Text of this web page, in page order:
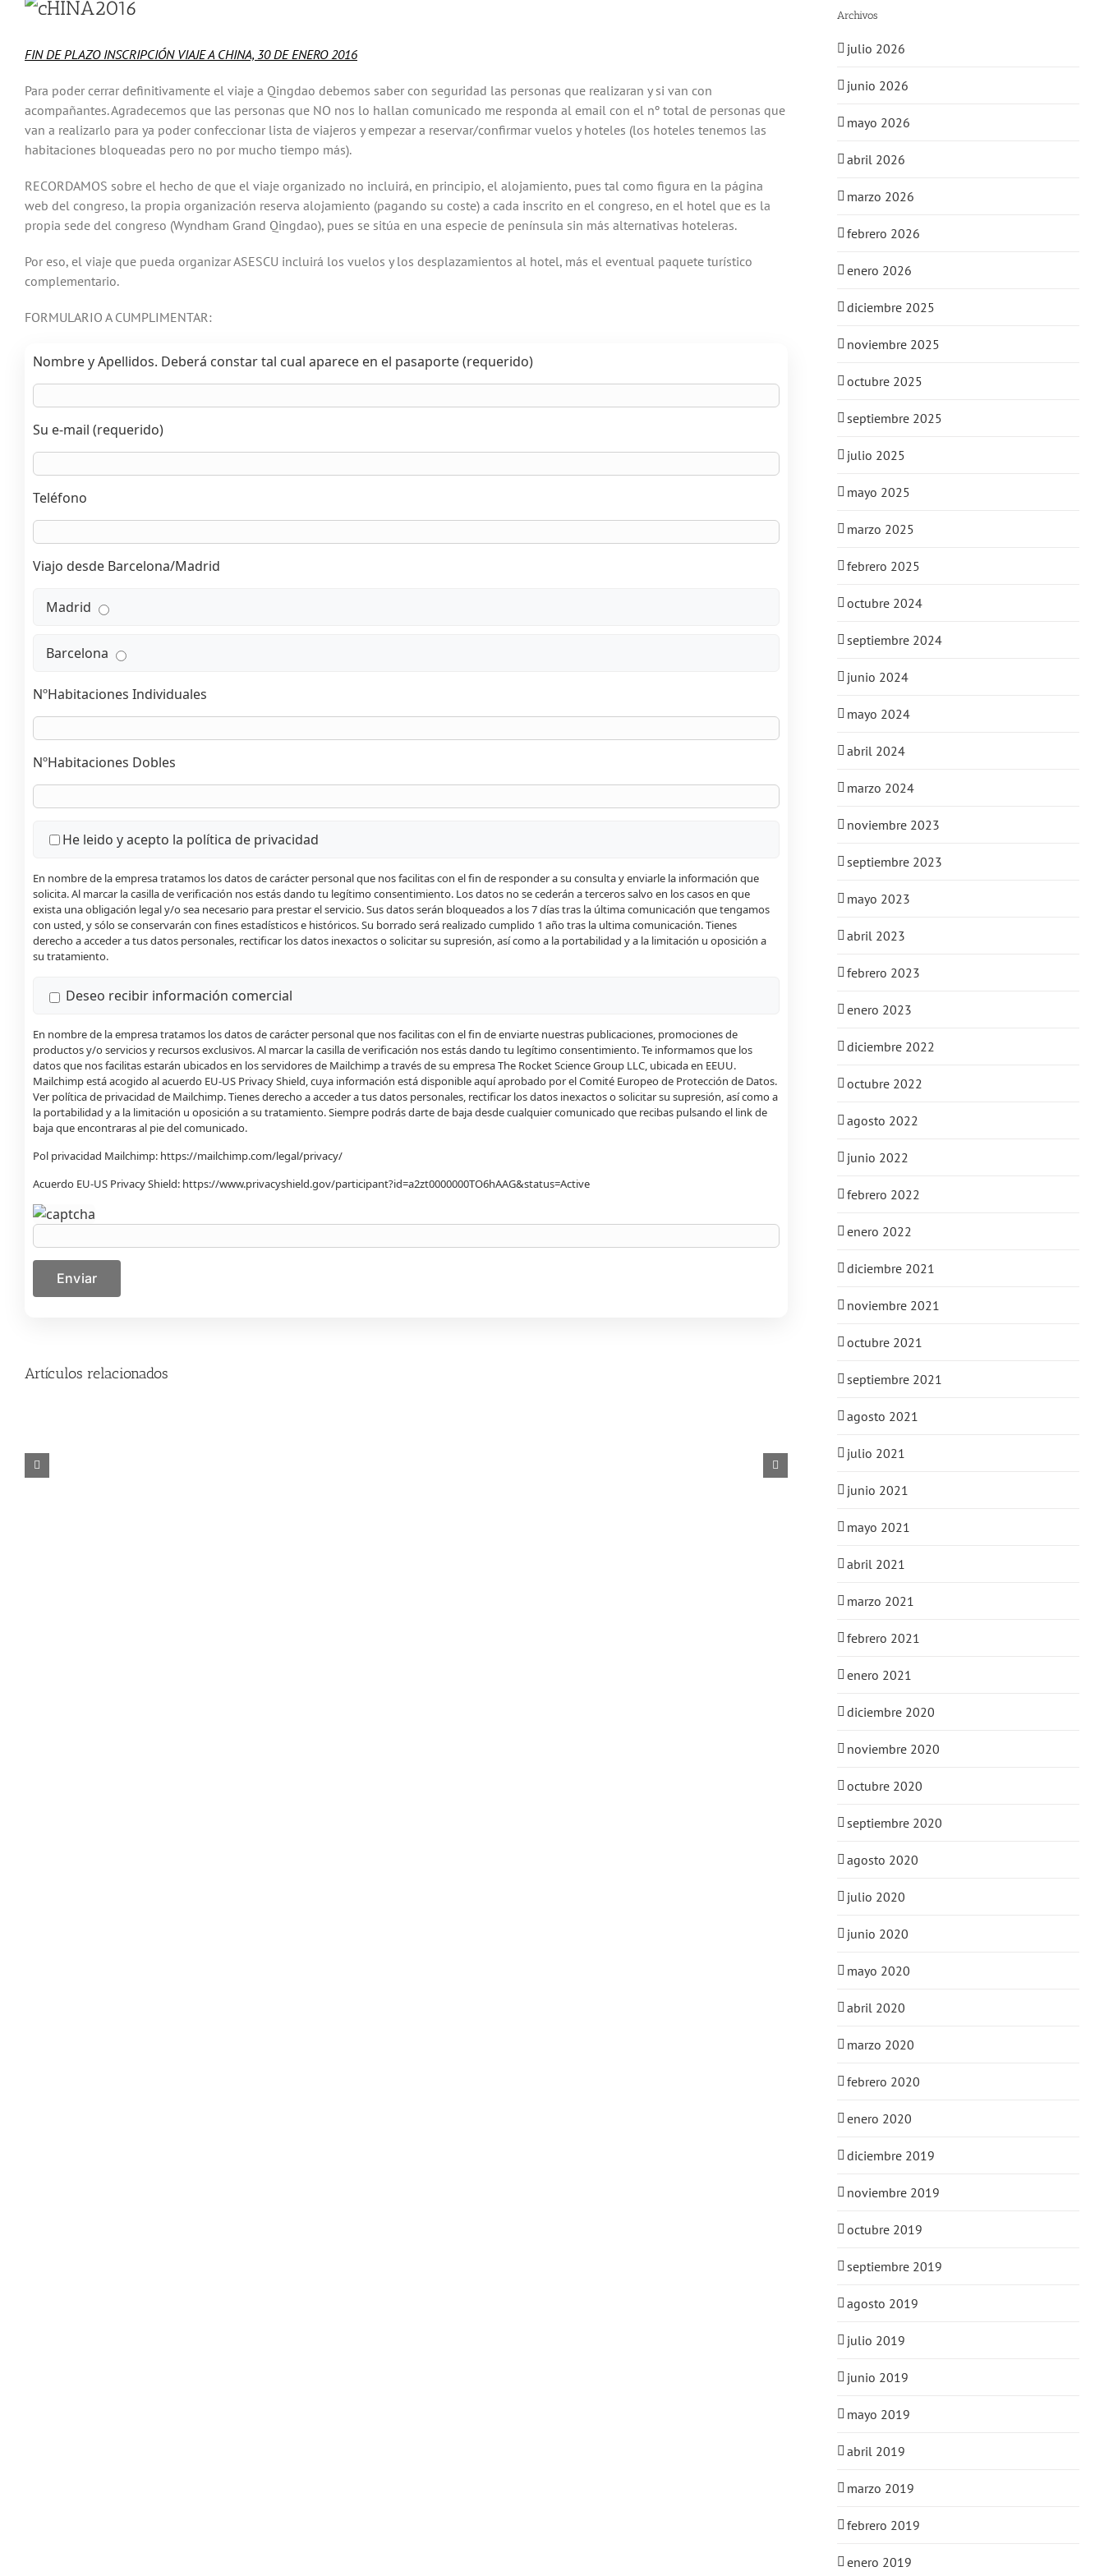
FIN DE PLAZO INSCRIPCIÓN VIAJE A CHINA, 30 DE ENERO 2016
Para poder cerrar definitivamente el viaje a Qingdao debemos saber con seguridad las personas que realizaran y si van con
acompañantes. Agradecemos que las personas que NO nos lo hallan comunicado me responda al email con el nº total de personas que
van a realizarlo para ya poder confeccionar lista de viajeros y empezar a reservar/confirmar vuelos y hoteles (los hoteles tenemos las
habitaciones bloqueadas pero no por mucho tiempo más).
RECORDAMOS sobre el hecho de que el viaje organizado no incluirá, en principio, el alojamiento, pues tal como figura en la página
web del congreso, la propia organización reserva alojamiento (pagando su coste) a cada inscrito en el congreso, en el hotel que es la
propia sede del congreso (Wyndham Grand Qingdao), pues se sitúa en una especie de península sin más alternativas hoteleras.
Por eso, el viaje que pueda organizar ASESCU incluirá los vuelos y los desplazamientos al hotel, más el eventual paquete turístico
complementario.
FORMULARIO A CUMPLIMENTAR:
Nombre y Apellidos. Deberá constar tal cual aparece en el pasaporte (requerido)
Su e-mail (requerido)
Teléfono
Viajo desde Barcelona/Madrid
Madrid
Barcelona
NºHabitaciones Individuales
NºHabitaciones Dobles
He leido y acepto la política de privacidad
En nombre de la empresa tratamos los datos de carácter personal que nos facilitas con el fin de responder a su consulta y enviarle la información que
solicita. Al marcar la casilla de verificación nos estás dando tu legítimo consentimiento. Los datos no se cederán a terceros salvo en los casos en que
exista una obligación legal y/o sea necesario para prestar el servicio. Sus datos serán bloqueados a los 7 días tras la última comunicación que tengamos
con usted, y sólo se conservarán con fines estadísticos e históricos. Su borrado será realizado cumplido 1 año tras la ultima comunicación. Tienes
derecho a acceder a tus datos personales, rectificar los datos inexactos o solicitar su supresión, así como a la portabilidad y a la limitación u oposición a
su tratamiento.
Deseo recibir información comercial
En nombre de la empresa tratamos los datos de carácter personal que nos facilitas con el fin de enviarte nuestras publicaciones, promociones de
productos y/o servicios y recursos exclusivos. Al marcar la casilla de verificación nos estás dando tu legítimo consentimiento. Te informamos que los
datos que nos facilitas estarán ubicados en los servidores de Mailchimp a través de su empresa The Rocket Science Group LLC, ubicada en EEUU.
Mailchimp está acogido al acuerdo EU-US Privacy Shield, cuya información está disponible aquí aprobado por el Comité Europeo de Protección de Datos.
Ver política de privacidad de Mailchimp. Tienes derecho a acceder a tus datos personales, rectificar los datos inexactos o solicitar su supresión, así como a
la portabilidad y a la limitación u oposición a su tratamiento. Siempre podrás darte de baja desde cualquier comunicado que recibas pulsando el link de
baja que encontraras al pie del comunicado.
Pol privacidad Mailchimp: https://mailchimp.com/legal/privacy/
Acuerdo EU-US Privacy Shield: https://www.privacyshield.gov/participant?id=a2zt0000000TO6hAAG&status=Active
Artículos relacionados
Archivos
julio 2026
junio 2026
mayo 2026
abril 2026
marzo 2026
febrero 2026
enero 2026
diciembre 2025
noviembre 2025
octubre 2025
septiembre 2025
julio 2025
mayo 2025
marzo 2025
febrero 2025
octubre 2024
septiembre 2024
junio 2024
mayo 2024
abril 2024
marzo 2024
noviembre 2023
septiembre 2023
mayo 2023
abril 2023
febrero 2023
enero 2023
diciembre 2022
octubre 2022
agosto 2022
junio 2022
febrero 2022
enero 2022
diciembre 2021
noviembre 2021
octubre 2021
septiembre 2021
agosto 2021
julio 2021
junio 2021
mayo 2021
abril 2021
marzo 2021
febrero 2021
enero 2021
diciembre 2020
noviembre 2020
octubre 2020
septiembre 2020
agosto 2020
julio 2020
junio 2020
mayo 2020
abril 2020
marzo 2020
febrero 2020
enero 2020
diciembre 2019
noviembre 2019
octubre 2019
septiembre 2019
agosto 2019
julio 2019
junio 2019
mayo 2019
abril 2019
marzo 2019
febrero 2019
enero 2019